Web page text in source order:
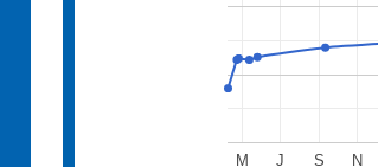
M J S N